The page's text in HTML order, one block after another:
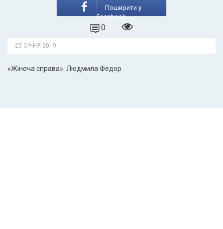
Поширити у
Facebook
0
25 СІЧНЯ 2019
«Жіноча справа». Людмила Федор